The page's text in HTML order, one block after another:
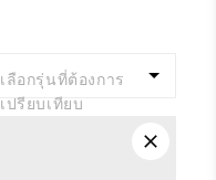
เลือกรุ่นที่ต้องการ
เปรียบเทียบ